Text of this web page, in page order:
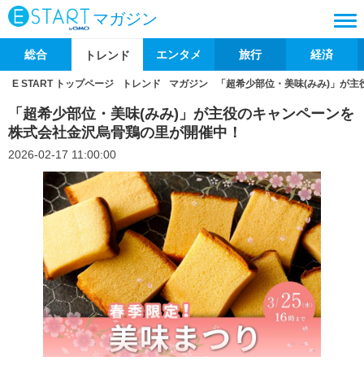
マガジン
総合 トレンド エンタメ 旅行 経済
E START トップページ トレンド マガジン 「超希少部位・美味(みみ)」が
「超希少部位・美味(みみ)」が主役のキャンペーンを
株式会社金沢烏骨鶏の里が開催中！
2026-02-17 11:00:00